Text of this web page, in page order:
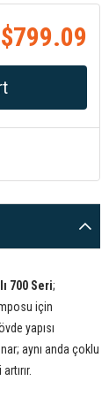
$799.09
700 Seri;
için
yapısı
aynı anda çoklu